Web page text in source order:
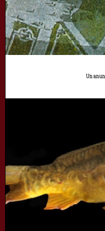
Un